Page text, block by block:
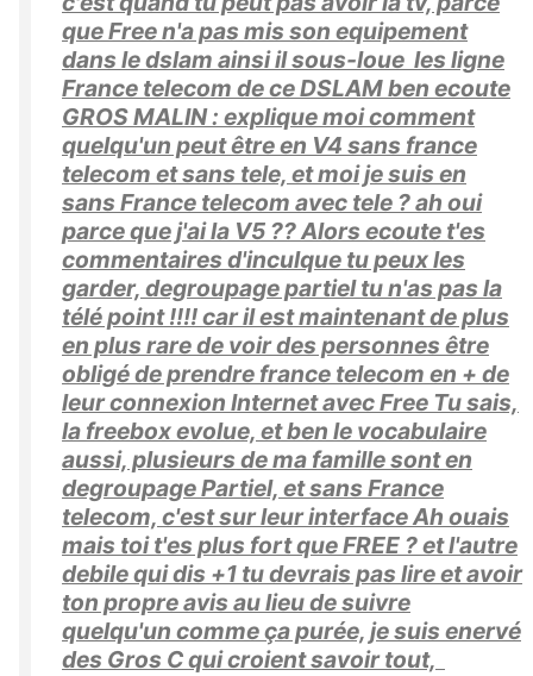
que Free n'a pas mis son equipement
dans le dslam ainsi il sous-loue les ligne
France telecom de ce DSLAM ben ecoute
GROS MALIN : explique moi comment
quelqu'un peut être en V4 sans france
telecom et sans tele, et moi je suis en
sans France telecom avec tele ? ah oui
parce que j'ai la V5 ?? Alors ecoute t'es
commentaires d'inculque tu peux les
garder, degroupage partiel tu n'as pas la
télé point !!!! car il est maintenant de plus
en plus rare de voir des personnes être
obligé de prendre france telecom en + de
leur connexion Internet avec Free Tu sais,
la freebox evolue, et ben le vocabulaire
aussi, plusieurs de ma famille sont en
degroupage Partiel, et sans France
telecom, c'est sur leur interface Ah ouais
mais toi t'es plus fort que FREE ? et l'autre
debile qui dis +1 tu devrais pas lire et avoir
ton propre avis au lieu de suivre
quelqu'un comme ça purée, je suis enervé
des Gros C qui croient savoir tout,